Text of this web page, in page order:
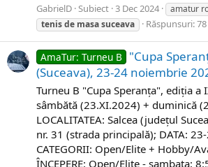
GabrielD Subiect 3 Dec 2024 amatur
tenisde masasuceava Răspunsuri: 78
AmaTur: Turneu B
"Cupa
(Suceava), 23-24 noiembrie
Turneu B "Cupa Speranța", ediția a
sâmbătă (23.XI.2024) +​ duminică​
LOCALITATEA: Salcea (județul
nr. 31 (strada principală); DATA:
CATEGORII: Open/Elite​ ​+ Hobby/
ÎNCEPERE: Open/Elite​​ - sambata: